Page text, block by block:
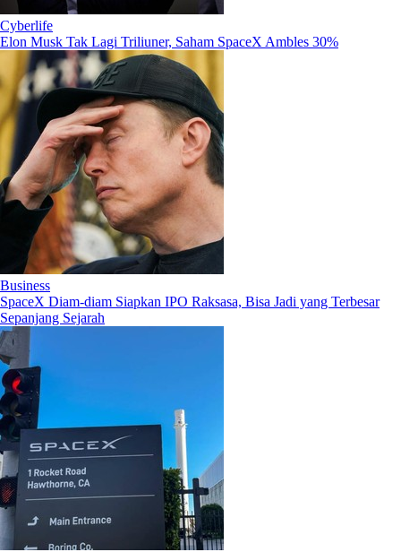
Cyberlife
Elon Musk Tak Lagi Triliuner, Saham SpaceX Ambles 30%
Business
SpaceX Diam-diam Siapkan IPO Raksasa, Bisa Jadi yang Terbesar
Sepanjang Sejarah